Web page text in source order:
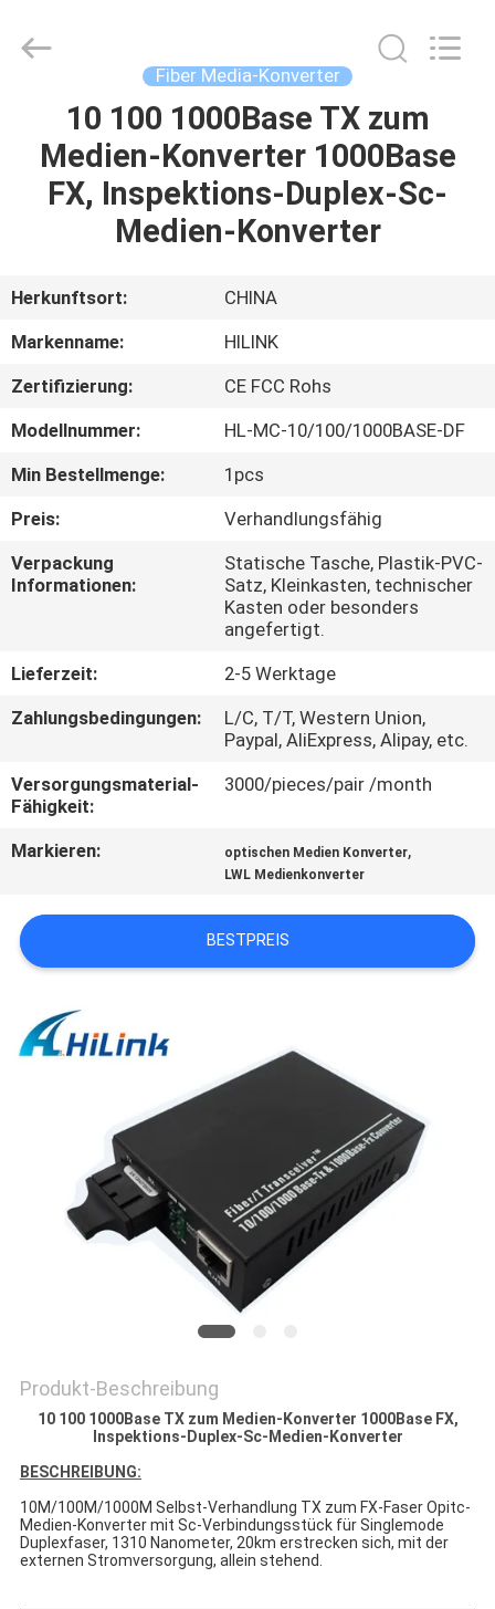
HAUSE
PRODUKTE
ÜBER
UNS
WERKSBESICHTIGUNG
QUALITÄTSKONTROLLE
KONTAKT
MIT
NEUIGKEITEN
ANGEBOT
SITEMAP
DATENSCHUTZRICHTLINIE
Co.,Ltd..
Fiber Media-Konverter
10 100 1000Base TX zum
Medien-Konverter 1000Base
FX, Inspektions-Duplex-Sc-
Medien-Konverter
Herkunftsort:
CHINA
Markenname:
HILINK
Zertifizierung:
CE FCC Rohs
Modellnummer:
HL-MC-10/100/1000BASE-DF
Min Bestellmenge:
1pcs
Preis:
Verhandlungsfähig
Verpackung
Informationen:
Statische Tasche, Plastik-PVC-
Satz, Kleinkasten, technischer
Kasten oder besonders
angefertigt.
Lieferzeit:
2-5 Werktage
Zahlungsbedingungen:
L/C, T/T, Western Union,
Paypal, AliExpress, Alipay, etc.
Versorgungsmaterial-
Fähigkeit:
3000/pieces/pair /month
Markieren: optischen Medien Konverter,
LWL Medienkonverter
BESTPREIS
Produkt-Beschreibung
10 100 1000Base TX zum Medien-Konverter 1000Base FX,
Inspektions-Duplex-Sc-Medien-Konverter
BESCHREIBUNG:
10M/100M/1000M Selbst-Verhandlung TX zum FX-Faser Opitc-
Medien-Konverter mit Sc-Verbindungsstück für Singlemode
Duplexfaser, 1310 Nanometer, 20km erstrecken sich, mit der
externen Stromversorgung, allein stehend.